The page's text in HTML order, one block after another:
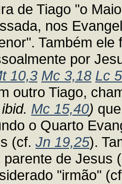
de Tiago "o
nos
Também
por
10,3 Mc 3,18 Lc 5
outro Tiago,
ibid. Mc 15,40)
o Quarto
(cf. Jn 19,25).
parente de Jesus
"irmão"